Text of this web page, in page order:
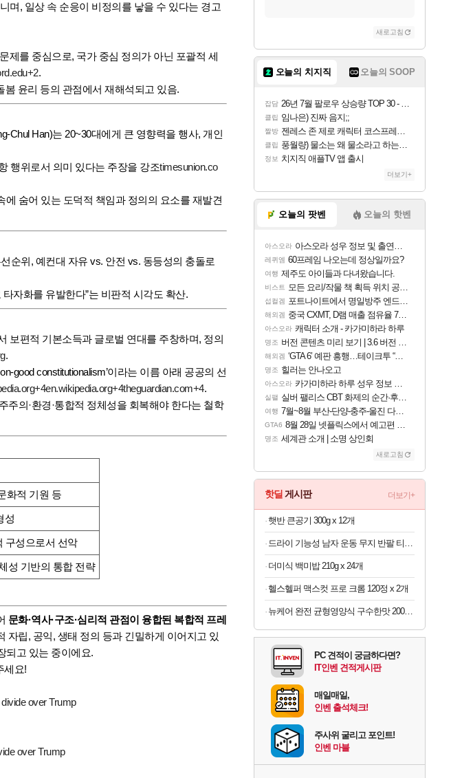
며, 일상 속 순응이 비정의를 낳을 수 있다는 경고
제를 중심으로, 국가 중심 정의가 아닌 포괄적 세
+2.
봄 윤리 등의 관점에서 재해석되고 있음.
Chul Han)는 20~30대에게 큰 영향력을 행사, 개인
행위로서 의미 있다는 주장을 강조timesunion.co
에 숨어 있는 도덕적 책임과 정의의 요소를 재발견
순위, 예컨대 자유 vs. 안전 vs. 동등성의 충돌로
자화를 유발한다”는 비판적 시각도 확산.
보편적 기본소득과 글로벌 연대를 주창하며, 정의
.
good constitutionalism’이라는 이름 아래 공공의 선
+4en.wikipedia.org+4theguardian.com+4.
의·환경·통합적 정체성을 회복해야 한다는 철학
화적 기원 등
성
구성으로서 선악
성 기반의 통합 전략
문화·역사·구조·심리적 관점이 융합된 복합적 프레
자립, 공익, 생태 정의 등과 긴밀하게 이어지고 있
되고 있는 중이에요.
세요!
over Trump
새로고침
오늘의 치지직 오늘의 SOOP
잡담 26년 7월 팔로우 상승량 TOP 30 - 월간 치지직
클립 임나은) 진짜 음지;;
짤방 젠레스 존 제로 캐릭터 코스프레한 꽁주
클립 풍월량) 물소는 왜 물소라고 하는거야? 아! 그만 ㅋㅋ 알았어 ㅋㅋ
정보 치지직 애플TV 앱 출시
더보기+
오늘의 팟벤 오늘의 핫벤
아스오라 아스오라 성우 정보 및 출연작 모음
레퀴엠 60프레임 나오는데 정상일까요?
여행 제주도 아이들과 다녀왔습니다.
비스트 모든 요리/작물 책 획득 위치 공략 (36개) - 미식가 도전과제
섭컬겜 포트나이트에서 명일방주 엔드필드 [펠리카] 판매 예정
해외겜 중국 CXMT, D램 매출 점유율 7%…글로벌 4위로 부상
아스오라 캐릭터 소개 - 카가미하라 하루
명조 버전 콘텐츠 미리 보기 | 3.6 버전 「신기루 속 등불 그림자, 속세에 깃든 검의 결심」이 8월 20일에 업데이트됩니다!
해외겜 ‘GTA 6’ 예판 흥행…테이크투 “내부 예상 크게 넘어”
명조 힐러는 안나오고
아스오라 카가미하라 하루 성우 정보 및 주요 필모
실팰 실버 팰리스 CBT 화제의 순간·후기 모음
여행 7월~8월 부산-단양-충주-울진 다녀왔어요~
GTA6 8월 28일 넷플릭스에서 예고편 공개 예정
명조 세계관 소개 | 소명 상인회
새로고침
핫딜 게시판 더보기+
햇반 큰공기 300g x 12개
드라이 기능성 남자 운동 무지 반팔 티셔츠 빅사이즈
더미식 백미밥 210g x 24개
헬스헬퍼 맥스컷 프로 크롬 120정 x 2개
뉴케어 완전 균형영양식 구수한맛 200ml x 24개
PC 견적이 궁금하다면?
IT인벤 견적게시판
매일매일,
인벤 출석체크!
주사위 굴리고 포인트!
인벤 마블